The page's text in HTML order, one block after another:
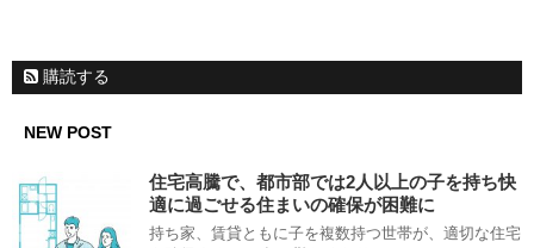
購読する
NEW POST
住宅高騰で、都市部では2人以上の子を持ち快
適に過ごせる住まいの確保が困難に
持ち家、賃貸ともに子を複数持つ世帯が、適切な住宅